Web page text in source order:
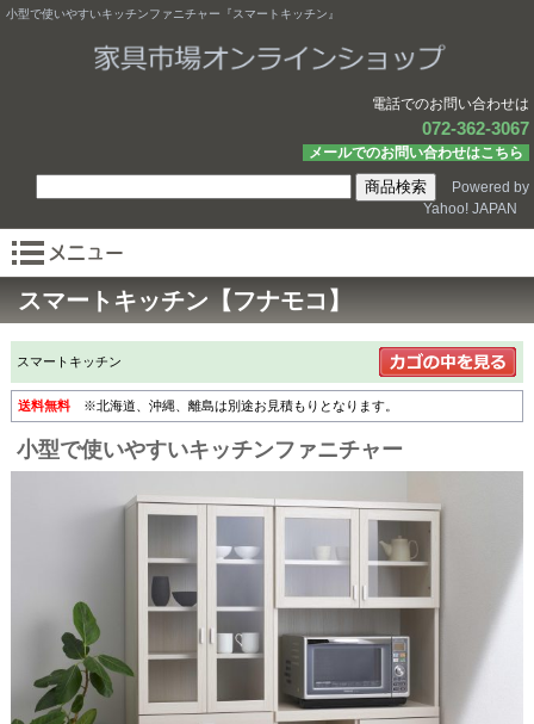
小型で使いやすいキッチンファニチャー『スマートキッチン』
電話でのお問い合わせは
072-362-3067
メールでのお問い合わせはこちら
Powered by
Yahoo! JAPAN
スマートキッチン【フナモコ】
スマートキッチン
送料無料※北海道、沖縄、離島は別途お見積もりとなります。
小型で使いやすいキッチンファニチャー